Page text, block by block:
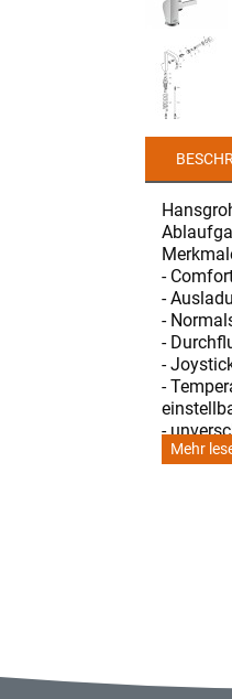
-
-
-
-
-
-
-
- für
Mehr